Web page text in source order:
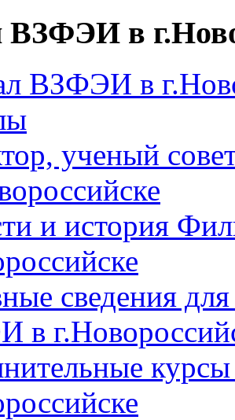
в
ВЗФЭИ в
ученый
и история
сведения
в